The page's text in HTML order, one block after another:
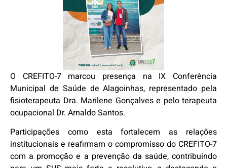
O CREFITO-7 marcou presença na IX Conferência
Municipal de Saúde de Alagoinhas, representado pela
fisioterapeuta Dra. Marilene Gonçalves e pelo terapeuta
ocupacional Dr. Arnaldo Santos.
Participações como esta fortalecem as relações
institucionais e reafirmam o compromisso do CREFITO-7
com a promoção e a prevenção da saúde, contribuindo